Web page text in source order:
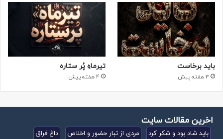
باید برخاست
3 هفته پیش
تیرماهِ پُر ستاره
4 هفته پیش
اخرین مقالات سایت
باید شاد بود و شکر کرد مردی از تبار حضور و اخلاص
داغ فراق